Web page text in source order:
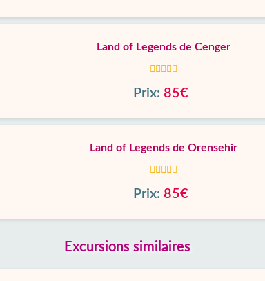
Land of Legends de Cenger
Prix: 85€
Land of Legends de Orensehir
Prix: 85€
Excursions similaires